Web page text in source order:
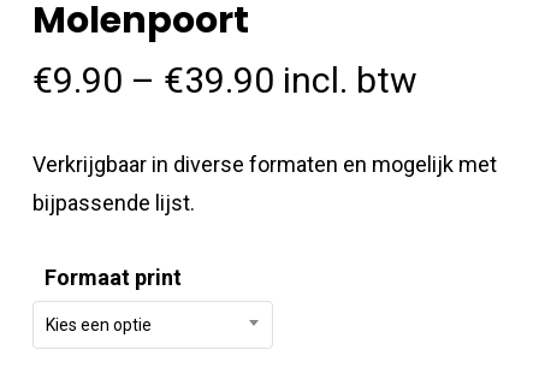
Molenpoort
€9.90 – €39.90 incl. btw
Verkrijgbaar in diverse formaten en mogelijk met
bijpassende lijst.
Formaat print
Kies een optie